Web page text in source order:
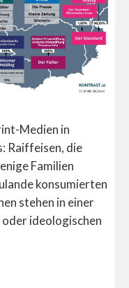
Medien in
Raiffeisen, die
Familien
konsumierten
stehen in einer
ideologischen